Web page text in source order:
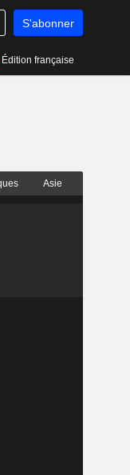
S'abonner
Édition française
Asie